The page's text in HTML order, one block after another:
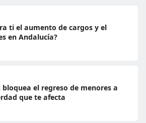
ti el aumento de cargos y el
en Andalucía?
bloquea el regreso de menores a
que te afecta